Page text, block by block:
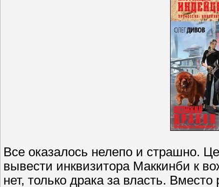
Все оказалось нелепо и страшно.
вывести инквизитора Маккинби к
нет, только драка за власть.